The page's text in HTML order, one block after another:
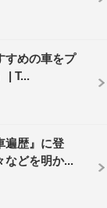
それでも「車
の頃には車は持
、中尾の反応
とのハラハラ
の別れなど、
よみがえり、
に、小木が直
すめの車をプ
| T...
遍歴』に登
などを明か...